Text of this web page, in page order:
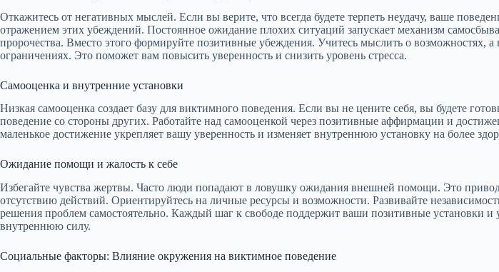
Откажитесь от негативных мыслей. Если вы верите, что всегда будете терпеть неудачу, ваше
отражением этих убеждений. Постоянное ожидание плохих ситуаций запускает механизм
пророчества. Вместо этого формируйте позитивные убеждения. Учитесь мыслить о возможностях, а
ограничениях. Это поможет вам повысить уверенность и снизить уровень стресса.
Самооценка и внутренние установки
Низкая самооценка создает базу для виктимного поведения. Если вы не цените себя, вы будете
поведение со стороны других. Работайте над самооценкой через позитивные аффирмации и
маленькое достижение укрепляет вашу уверенность и изменяет внутреннюю установку на более
Ожидание помощи и жалость к себе
Избегайте чувства жертвы. Часто люди попадают в ловушку ожидания внешней помощи. Это
отсутствию действий. Ориентируйтесь на личные ресурсы и возможности. Развивайте
решения проблем самостоятельно. Каждый шаг к свободе поддержит ваши позитивные установки и
внутреннюю силу.
Социальные факторы: Влияние окружения на виктимное поведение